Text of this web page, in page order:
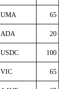
UMA 65
ADA 20
USDC 100
VIC 65